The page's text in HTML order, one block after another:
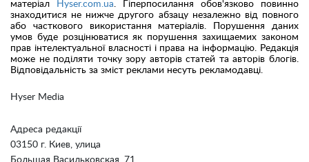
Hyser Media
Адреса редакції
03150 г. Киев, улица
матеріал
Hyser.com.ua. Гіперпосилання обов'язково повинно
знаходитися не нижче другого абзацу незалежно від повного
або часткового використання матеріалів. Порушення даних
умов буде розцінюватися як порушення захищаемих законом
прав інтелектуальної власності і права на інформацію. Редакція
може не поділяти точку зору авторів статей та авторів блогів.
Відповідальність за зміст реклами несуть рекламодавці.